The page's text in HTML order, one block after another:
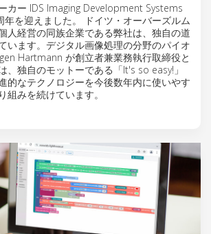
カー IDS Imaging Development Systems
年を迎えました。 ドイツ・オーバーズルム
人経営の同族企業である弊社は、独自の道
います。デジタル画像処理の分野のパイオ
Hartmann が創立者兼業務執行取締役と
、独自のモットーである「It's so easy!」
的なテクノロジーを今後数年内に使いやす
組みを続けています。